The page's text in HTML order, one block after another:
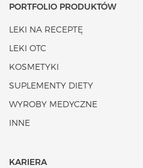
PORTFOLIO PRODUKTÓW
LEKI NA RECEPTĘ
LEKI OTC
KOSMETYKI
SUPLEMENTY DIETY
WYROBY MEDYCZNE
INNE
KARIERA